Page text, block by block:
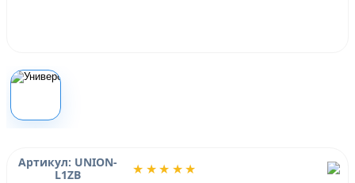
★★★★★
Артикул: UNION-
L1ZB